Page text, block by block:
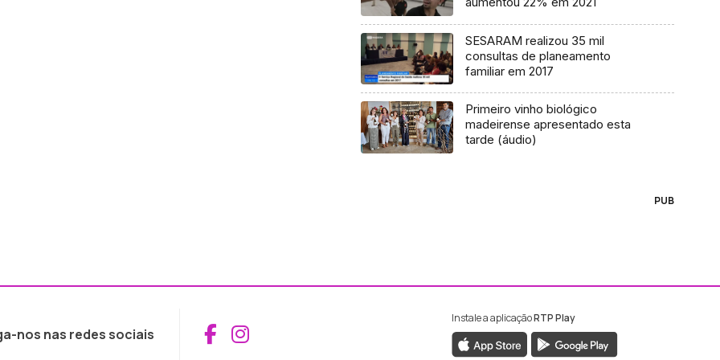
SESARAM realizou 35 mil
consultas de planeamento
familiar em 2017
Primeiro vinho biológico
madeirense apresentado esta
tarde (áudio)
PUB
nos nas redes sociais Aceder ao Facebook da RTP Madeira
Aceder ao Instagram da RTP Madeira
Instale a aplicaçãoRTP Play